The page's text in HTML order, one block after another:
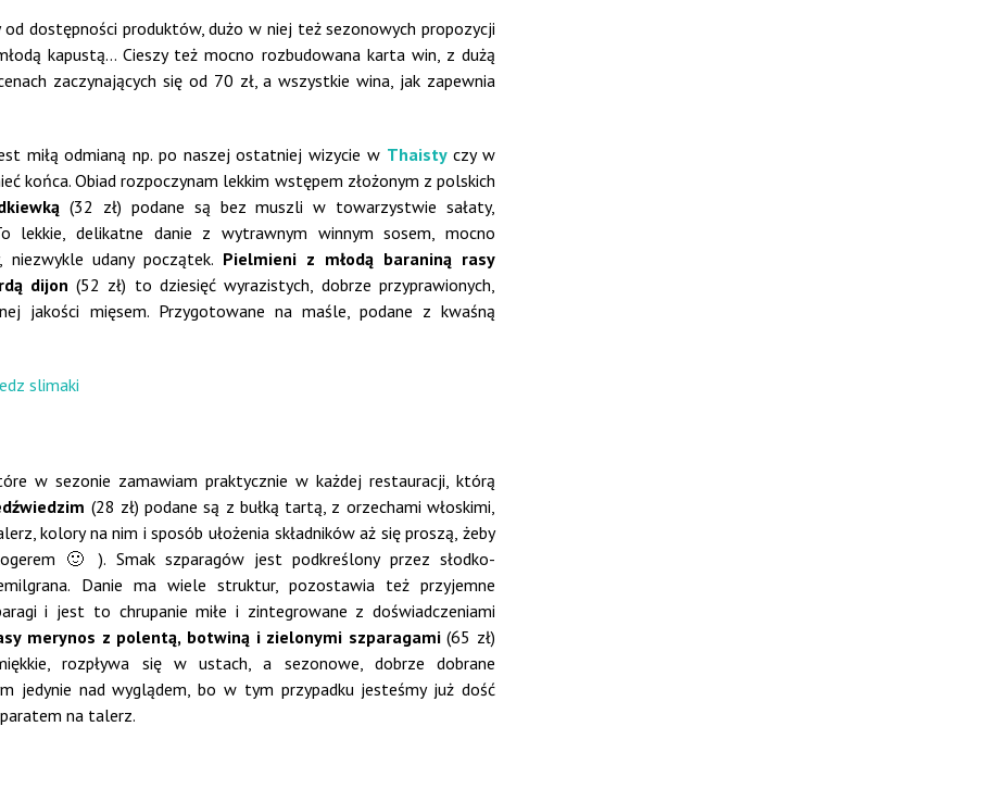
dostępności produktów, dużo w niej też sezonowych propozycji
kapustą… Cieszy też mocno rozbudowana karta win, z dużą
zaczynających się od 70 zł, a wszystkie wina, jak zapewnia
miłą odmianą np. po naszej ostatniej wizycie w Thaistyczy w
końca. Obiad rozpoczynam lekkim wstępem złożonym z polskich
(32 zł) podane są bez muszli w towarzystwie sałaty,
lekkie, delikatne danie z wytrawnym winnym sosem, mocno
udany początek. Pielmieni z młodą baraniną rasy
dijon (52 zł) to dziesięć wyrazistych, dobrze przyprawionych,
jakości mięsem. Przygotowane na maśle, podane z kwaśną
w sezonie zamawiam praktycznie w każdej restauracji, którą
(28 zł) podane są z bułką tartą, z orzechami włoskimi,
kolory na nim i sposób ułożenia składników aż się proszą, żeby
🙂 ). Smak szparagów jest podkreślony przez słodko-
Danie ma wiele struktur, pozostawia też przyjemne
i jest to chrupanie miłe i zintegrowane z doświadczeniami
merynos z polentą, botwiną i zielonymi szparagami(65 zł)
rozpływa się w ustach, a sezonowe, dobrze dobrane
jedynie nad wyglądem, bo w tym przypadku jesteśmy już dość
na talerz.